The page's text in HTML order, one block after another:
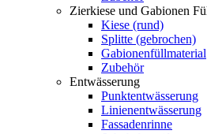
Zierkiese und Gabionen
Kiese (rund)
Splitte (gebrochen)
Gabionenfüllmaterial
Zubehör
Entwässerung
Punktentwässerung
Linienentwässerung
Fassadenrinne